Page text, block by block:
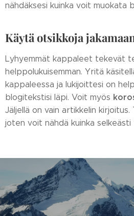
nähdäksesi kuinka voit muokata
Käytä otsikkoja
Lyhyemmät kappaleet tekevät
helppolukuisemman. Yritä
kappaleessa ja lukijoittesi on
blogitekstisi läpi. Voit myös
Jäljellä on vain artikkelin kirjoitus.
joten voit nähdä kuinka